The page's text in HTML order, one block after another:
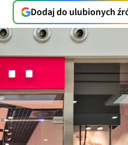
Dodaj do ulubionych